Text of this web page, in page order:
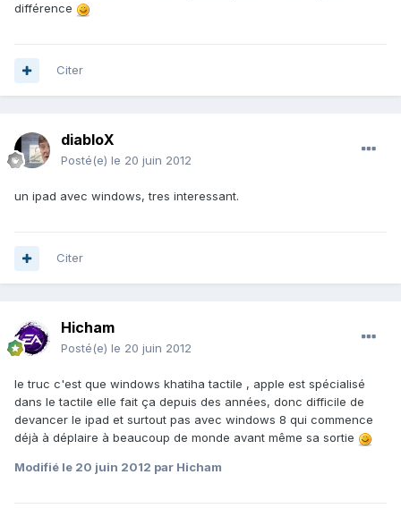
différence
Citer
diabloX
Posté(e) le 20 juin 2012
un ipad avec windows, tres interessant.
Citer
Hicham
Posté(e) le 20 juin 2012
le truc c'est que windows khatiha tactile , apple est spécialisé
dans le tactile elle fait ça depuis des années, donc difficile de
devancer le ipad et surtout pas avec windows 8 qui commence
déjà à déplaire à beaucoup de monde avant même sa sortie
Modifié le 20 juin 2012 par Hicham